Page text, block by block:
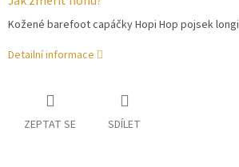
Kožené barefoot capáčky Hopi Hop pojsek longi
Detailní informace
ZEPTAT SE SDÍLET